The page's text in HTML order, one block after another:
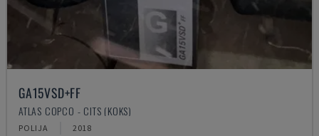
GA15VSD+FF
ATLAS COPCO - CITS (KOKS)
POLIJA 2018